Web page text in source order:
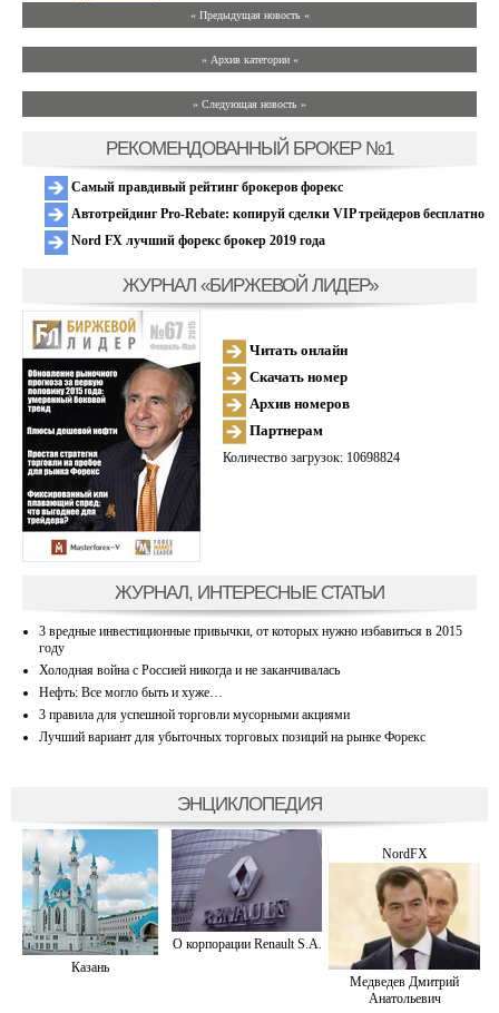
« Предыдущая новость «
» Архив категории «
» Следующая новость »
РЕКОМЕНДОВАННЫЙ БРОКЕР №1
Самый правдивый рейтинг брокеров форекс
Автотрейдинг Pro-Rebate: копируй сделки VIP трейдеров бесплатно
Nord FX лучший форекс брокер 2019 года
ЖУРНАЛ «БИРЖЕВОЙ ЛИДЕР»
Читать онлайн
Скачать номер
Архив номеров
Партнерам
Количество загрузок: 10698824
ЖУРНАЛ, ИНТЕРЕСНЫЕ СТАТЬИ
3 вредные инвестиционные привычки, от которых нужно избавиться в 2015
году
Холодная война с Россией никогда и не заканчивалась
Нефть: Все могло быть и хуже…
3 правила для успешной торговли мусорными акциями
Лучший вариант для убыточных торговых позиций на рынке Форекс
ЭНЦИКЛОПЕДИЯ
Казань
О корпорации Renault S.A.
NordFX
Медведев Дмитрий
Анатольевич